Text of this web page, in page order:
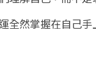
全然掌握在自己手